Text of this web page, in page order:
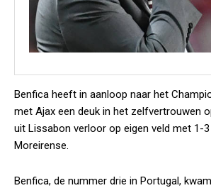
Benfica heeft in aanloop naar het
met Ajax een deuk in het zelfvertrouwen
uit Lissabon verloor op eigen veld met 1-
Moreirense.
Benfica, de nummer drie in Portugal,